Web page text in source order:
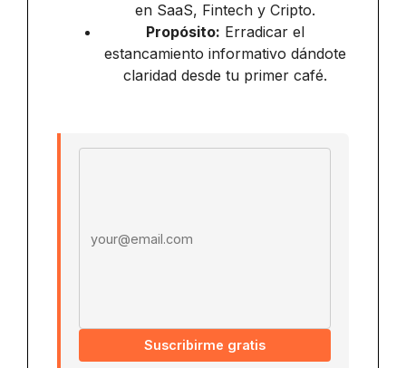
en SaaS, Fintech y Cripto.
Propósito: Erradicar el
estancamiento informativo dándote
claridad desde tu primer café.
Suscribirme gratis